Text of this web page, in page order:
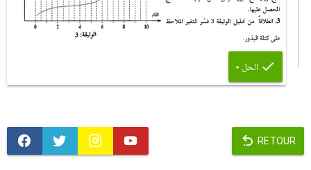
الحل
RETOUR